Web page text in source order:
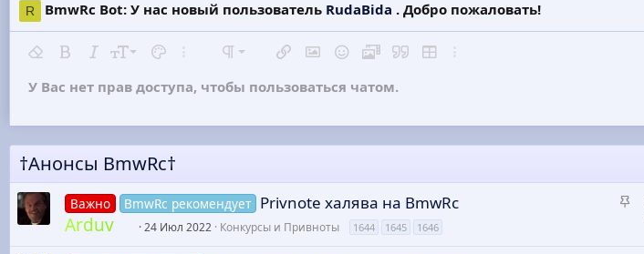
R BmwRc Bot: У нас новый пользователь RudaBida . Добро пожаловать!
Удалить форматирование
ЖирныйКурсивРазмер шрифта
9
10
15
18
22
26
Цвет текста
Дополнительно…
Формат параграфа
Обычный
Заголовок 1
Заголовок 2
Вставить ссылку
Вставить изображение
СмайлыМедиаЦитатаВставить таблицу
Шрифт
Arial
Book Antiqua
Georgia
Tahoma
Times New Roman
Trebuchet MS
Зачёркнутый
Подчёркнутый
Однострочный код
Однострочный спойлер
Вставить горизонтальную линию
Спойлер
Код
У Вас нет прав доступа, чтобы пользоваться чатом.
†Анонсы BmwRc†
З
Важно BmwRc рекомендует Privnote халява на BmwRc
Arduv 24 Июл 2022 Конкурсы и Привноты 1644 1645 1646